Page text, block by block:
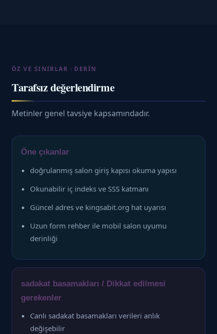
ÖZ VE SINIRLAR · DERIN
Tarafsız değerlendirme
Metinler genel tavsiye kapsamındadır.
Öne çıkanlar
doğrulanmış salon giriş kapısı okuma yapısı
Okunabilir iç indeks ve SSS katmanı
Güncel adres ve kingsabit.org hat uyarısı
Uzun form rehber ile mobil salon uyumu
derinliği
sadakat basamakları / Dikkat edilmesi
gerekenler
Canlı sadakat basamakları verileri anlık
değişebilir